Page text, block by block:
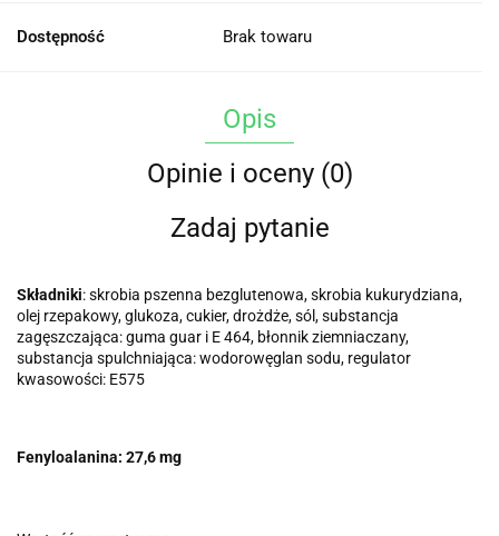
Dostępność Brak towaru
Opis
Opinie i oceny (0)
Zadaj pytanie
Składniki: skrobia pszenna bezglutenowa, skrobia kukurydziana,
olej rzepakowy, glukoza, cukier, drożdże, sól, substancja
zagęszczająca: guma guar i E 464, błonnik ziemniaczany,
substancja spulchniająca: wodorowęglan sodu, regulator
kwasowości: E575
Fenyloalanina: 27,6 mg